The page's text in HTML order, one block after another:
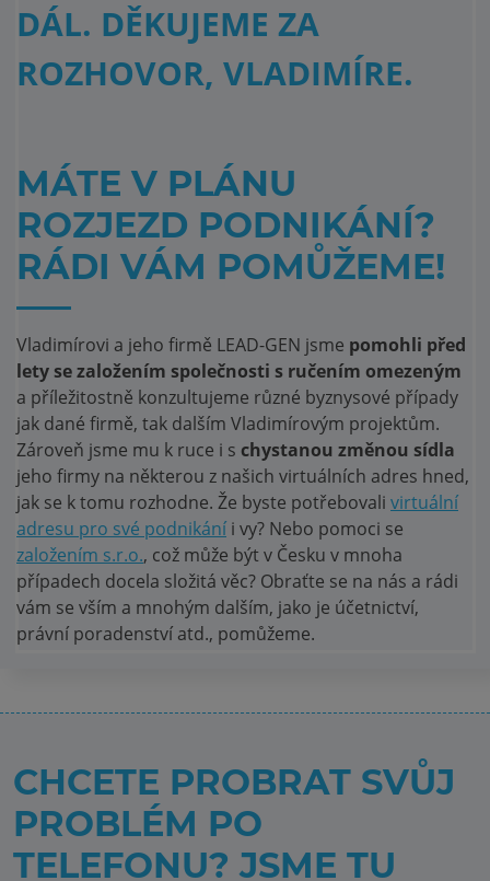
DÁL. DĚKUJEME ZA
ROZHOVOR, VLADIMÍRE.
MÁTE V PLÁNU
ROZJEZD PODNIKÁNÍ?
RÁDI VÁM POMŮŽEME!
Vladimírovi a jeho firmě LEAD-GEN jsme pomohli před
lety se založením společnosti s ručením omezeným
a příležitostně konzultujeme různé byznysové případy
jak dané firmě, tak dalším Vladimírovým projektům.
Zároveň jsme mu k ruce i s chystanou změnou sídla
jeho firmy na některou z našich virtuálních adres hned,
jak se k tomu rozhodne. Že byste potřebovali virtuální
adresu pro své podnikání i vy? Nebo pomoci se
založením s.r.o., což může být v Česku v mnoha
případech docela složitá věc? Obraťte se na nás a rádi
vám se vším a mnohým dalším, jako je účetnictví,
právní poradenství atd., pomůžeme.
CHCETE PROBRAT SVŮJ
PROBLÉM PO
TELEFONU? JSME TU